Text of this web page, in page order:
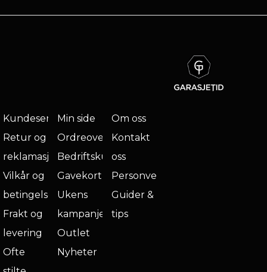
Kundeservice
Retur og
reklamasjon
Vilkår og
betingelser
Frakt og
levering
Ofte
Min side
Ordreoversikt
Bedriftskunde
Gavekort
Ukens
kampanje
Outlet
Nyheter
Om oss
Kontakt
oss
Personvern
Guider &
tips